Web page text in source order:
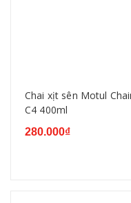
Chai xịt sên Motul
C4 400ml
280.000₫